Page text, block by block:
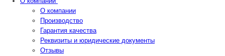
О компании
Производство
Гарантия качества
Реквизиты и юридические документы
Отзывы